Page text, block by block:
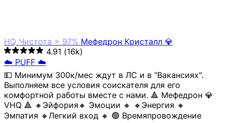
HQ Чистота > 97% Мефедрон Кристалл 💎
4.91 (16k)
☁️ PUFF ☁️
💵 Минимум 300к/мес ждут в ЛС и в "Вакансиях".
Выполняем все условия соискателя для его
комфортной работы вместе с нами. 🔺 Мефедрон 💎
VHQ 🔺 🔸Эйфория🔸 Эмоции 🔸 🔸Энергия 🔸
Эмпатия 🔸Легкий вход 🔸 🟢 Времяпровождение